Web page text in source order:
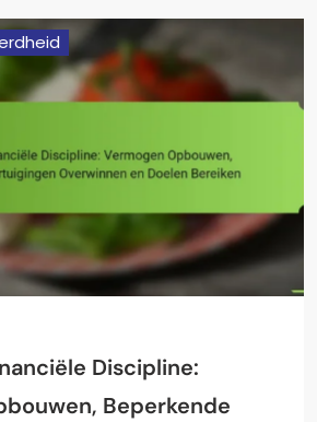
Discipline:
Beperkende